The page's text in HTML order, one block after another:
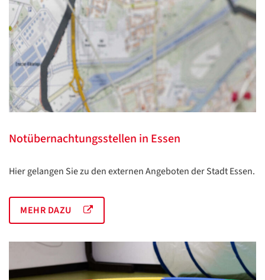
Notübernachtungsstellen in Essen
Hier gelangen Sie zu den externen Angeboten der Stadt Essen.
MEHR DAZU